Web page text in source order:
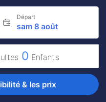
Départ
sam 8 août
0 Enfants
& les prix